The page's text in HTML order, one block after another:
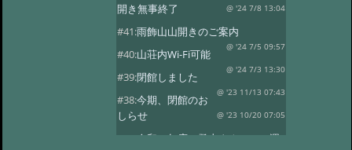
開き無事終了
@ '24 7/8 13:04
#41:雨飾山山開きのご案内
@ '24 7/5 09:57
#40:山荘内Wi-Fi可能
@ '24 7/3 13:30
#39:閉館しました
@ '23 11/13 07:43
#38:今期、閉館のお
しらせ
@ '23 10/20 07:05
#37:令和５年度 登山タクシーの運